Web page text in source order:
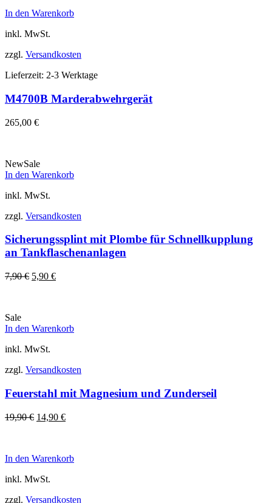
In den Warenkorb
inkl. MwSt.
zzgl. Versandkosten
Lieferzeit: 2-3 Werktage
M4700B Marderabwehrgerät
265,00 €
NewSale
In den Warenkorb
inkl. MwSt.
zzgl. Versandkosten
Sicherungssplint mit Plombe für Schnellkupplung
an Tankflaschenanlagen
7,90€ Ursprünglicher
5,90 €Aktueller
Sale
In den Warenkorb
inkl. MwSt.
zzgl. Versandkosten
Feuerstahl mit Magnesium und Zunderseil
19,90€ Ursprünglicher
14,90 €Aktueller
In den Warenkorb
inkl. MwSt.
zzgl. Versandkosten